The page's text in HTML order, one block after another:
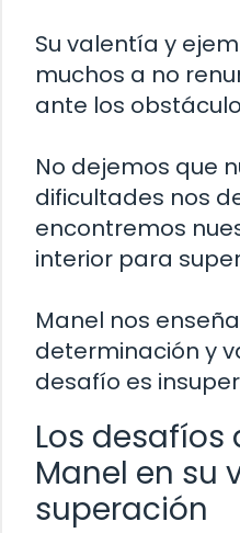
Su valentía y
muchos a no
ante los
No dejemos que
dificultades nos
encontremos
interior para
Manel nos
determinación y
desafío es
Los
Manel en su
superación